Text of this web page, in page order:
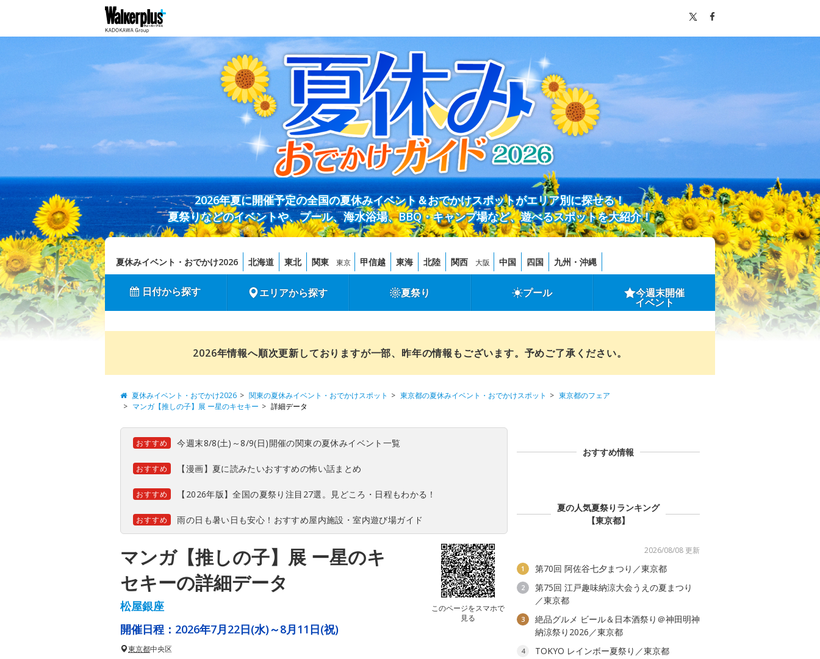
2026年夏に開催予定の全国の夏休みイベント＆おでかけスポットがエリア別に探せる！
夏祭りなどのイベントや、プール、海水浴場、BBQ・キャンプ場など、遊べるスポットを大紹介！
夏休みイベント・おでかけ2026 北海道 東北 関東 東京 甲信越 東海 北陸 関西 大阪 中国 四国 九州・沖縄
日付から探す エリアから探す 夏祭り プール 今週末開催
イベント
2026年情報へ順次更新しておりますが一部、昨年の情報もございます。予めご了承ください。
夏休みイベント・おでかけ2026 関東の夏休みイベント・おでかけスポット 東京都の夏休みイベント・おでかけスポット
東京都のフェア
マンガ【推しの子】展 ー星のキセキー
詳細データ
おすすめ 今週末8/8(土)～8/9(日)開催の関東の夏休みイベント一覧
おすすめ 【漫画】夏に読みたいおすすめの怖い話まとめ
おすすめ 【2026年版】全国の夏祭り注目27選。見どころ・日程もわかる！
おすすめ 雨の日も暑い日も安心！おすすめ屋内施設・室内遊び場ガイド
マンガ【推しの子】展 ー星のキ
セキーの詳細データ
松屋銀座
このページをスマホで
見る
開催日程： 2026年7月22日(水)～8月11日(祝)
東京都中央区
おすすめ情報
夏の人気夏祭りランキング
【東京都】
2026/08/08 更新
1 第70回 阿佐谷七夕まつり／東京都
2
第75回 江戸趣味納涼大会うえの夏まつり
／東京都
3
絶品グルメ ビール＆日本酒祭り＠神田明神
納涼祭り2026／東京都
4 TOKYO レインボー夏祭り／東京都